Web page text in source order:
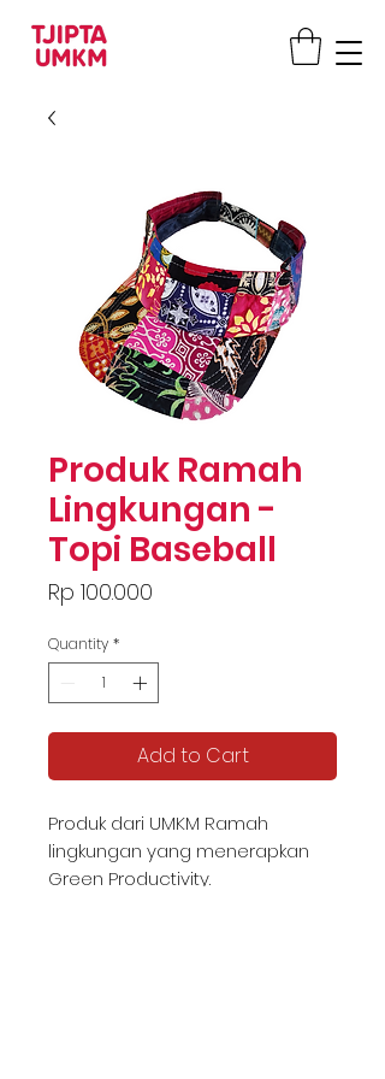
Produk Ramah
Lingkungan -
Topi Baseball
Rp 100.000
Quantity *
Add to Cart
Produk dari UMKM Ramah
lingkungan yang menerapkan
Green Productivity.